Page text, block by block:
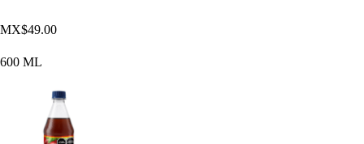
MX$49.00
600 ML